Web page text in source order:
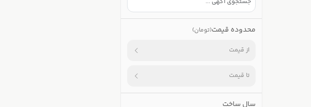
محدوده قیمت(تومان)
از قیمت
تا قیمت
سال ساخت